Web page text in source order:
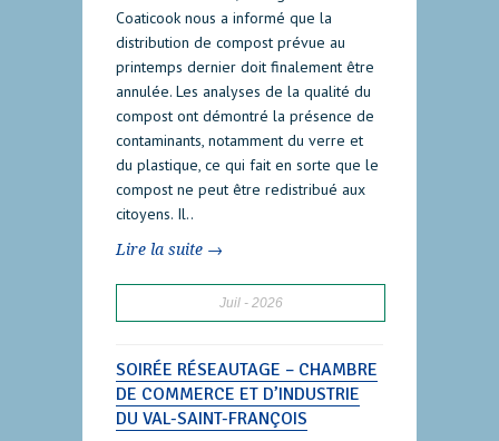
Coaticook nous a informé que la
distribution de compost prévue au
printemps dernier doit finalement être
annulée. Les analyses de la qualité du
compost ont démontré la présence de
contaminants, notamment du verre et
du plastique, ce qui fait en sorte que le
compost ne peut être redistribué aux
citoyens. Il..
Lire la suite →
Juil 2026
SOIRÉE RÉSEAUTAGE – CHAMBRE
DE COMMERCE ET D’INDUSTRIE
DU VAL-SAINT-FRANÇOIS